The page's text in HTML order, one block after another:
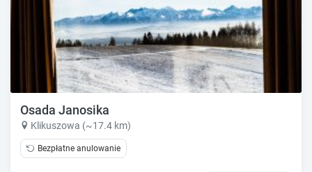
Osada Janosika
Klikuszowa (~17.4 km)
Bezpłatne anulowanie